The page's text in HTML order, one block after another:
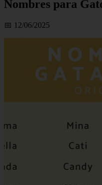
Nombres para
📅 12/06/2025